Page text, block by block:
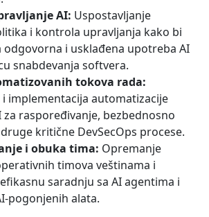
AI: Uspostavljanje
i kontrola upravljanja kako bi
odgovorna i usklađena upotreba AI
snabdevanja softvera.
tokova rada:
implementacija automatizacije
za raspoređivanje, bezbednosno
kritične DevSecOps procese.
i obuka tima: Opremanje
timova veštinama i
saradnju sa AI agentima i
pogonjenih alata.